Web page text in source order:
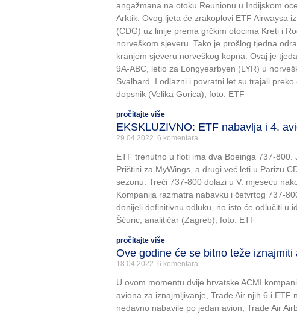
angažmana na otoku Reunionu u Indijskom
Arktik. Ovog ljeta će zrakoplovi ETF Airwaysa
(CDG) uz linije prema grčkim otocima Kreti i
norveškom sjeveru. Tako je prošlog tjedna
kranjem sjeveru norveškog kopna. Ovaj je
9A-ABC, letio za Longyearbyen (LYR) u
Svalbard. I odlazni i povratni let su trajali preko
dopsnik (Velika Gorica), foto: ETF
pročitajte više
EKSKLUZIVNO: ETF nabavlja i 4.
29.04.2022. 6 komentara
ETF trenutno u floti ima dva Boeinga 737-800.
Prištini za MyWings, a drugi već leti u Parizu
sezonu. Treći 737-800 dolazi u V. mjesecu
Kompanija razmatra nabavku i četvrtog 737-
donijeli definitivnu odluku, no isto će odlučiti u
Šćuric, analitičar (Zagreb); foto: ETF
pročitajte više
Ove godine će se bitno teže iznajmiti
18.04.2022. 6 komentara
U ovom momentu dvije hrvatske ACMI
aviona za iznajmljivanje, Trade Air njih 6 i ETF
nedavno nabavile po jedan avion, Trade Air